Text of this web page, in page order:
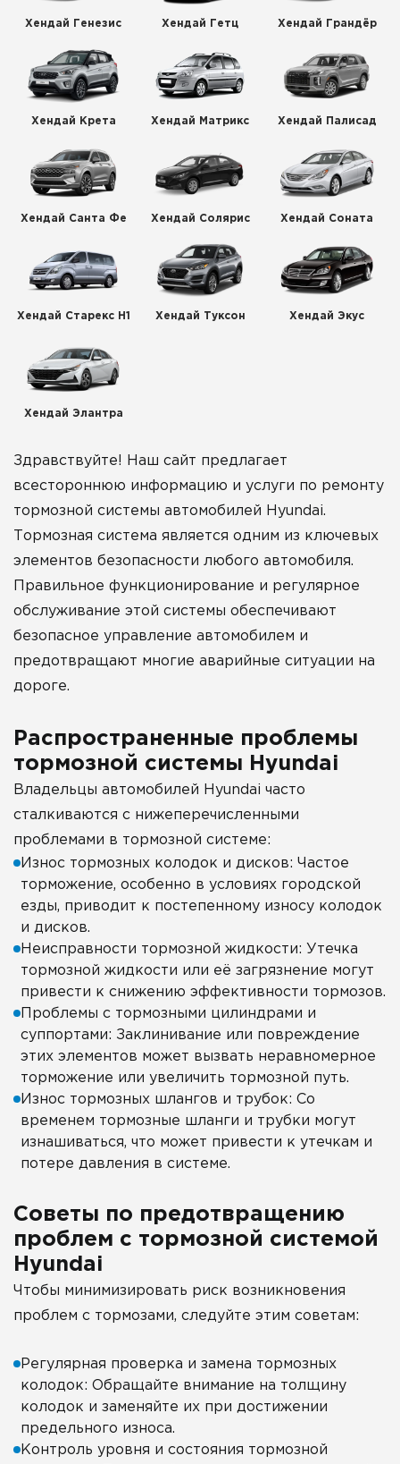
Хендай Генезис Хендай Гетц Хендай Грандёр
Хендай Крета Хендай Матрикс Хендай Палисад
Хендай Санта Фе Хендай Солярис Хендай Соната
Хендай Старекс H1 Хендай Туксон Хендай Экус
Хендай Элантра
Здравствуйте! Наш сайт предлагает
всестороннюю информацию и услуги по ремонту
тормозной системы автомобилей Hyundai.
Тормозная система является одним из ключевых
элементов безопасности любого автомобиля.
Правильное функционирование и регулярное
обслуживание этой системы обеспечивают
безопасное управление автомобилем и
предотвращают многие аварийные ситуации на
дороге.
Распространенные проблемы
тормозной системы Hyundai
Владельцы автомобилей Hyundai часто
сталкиваются с нижеперечисленными
проблемами в тормозной системе:
Износ тормозных колодок и дисков: Частое
торможение, особенно в условиях городской
езды, приводит к постепенному износу колодок
и дисков.
Неисправности тормозной жидкости: Утечка
тормозной жидкости или её загрязнение могут
привести к снижению эффективности тормозов.
Проблемы с тормозными цилиндрами и
суппортами: Заклинивание или повреждение
этих элементов может вызвать неравномерное
торможение или увеличить тормозной путь.
Износ тормозных шлангов и трубок: Со
временем тормозные шланги и трубки могут
изнашиваться, что может привести к утечкам и
потере давления в системе.
Советы по предотвращению
проблем с тормозной системой
Hyundai
Чтобы минимизировать риск возникновения
проблем с тормозами, следуйте этим советам:
Регулярная проверка и замена тормозных
колодок: Обращайте внимание на толщину
колодок и заменяйте их при достижении
предельного износа.
Контроль уровня и состояния тормозной